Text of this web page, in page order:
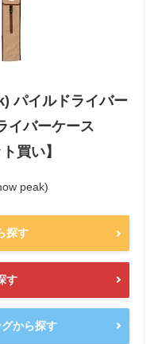
パイルドライバー
イバーケース
買い】
peak)
探す
す
から探す